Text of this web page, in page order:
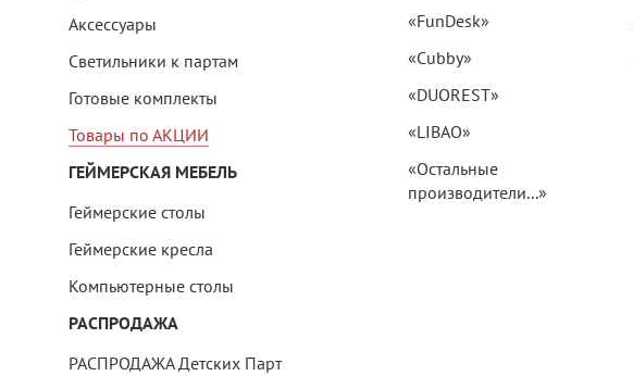
Аксессуары
Светильники к партам
Готовые комплекты
Товары по АКЦИИ
ГЕЙМЕРСКАЯ МЕБЕЛЬ
Геймерские столы
Геймерские кресла
Компьютерные столы
РАСПРОДАЖА
РАСПРОДАЖА Детских Парт
«FunDesk»
«Cubby»
«DUOREST»
«LIBAO»
«Остальные
производители...»